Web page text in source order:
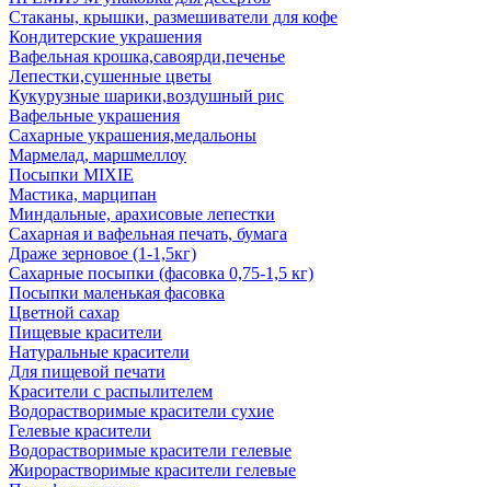
Стаканы, крышки, размешиватели для кофе
Кондитерские украшения
Вафельная крошка,савоярди,печенье
Лепестки,сушенные цветы
Кукурузные шарики,воздушный рис
Вафельные украшения
Сахарные украшения,медальоны
Мармелад, маршмеллоу
Посыпки MIXIE
Мастика, марципан
Миндальные, арахисовые лепестки
Сахарная и вафельная печать, бумага
Драже зерновое (1-1,5кг)
Сахарные посыпки (фасовка 0,75-1,5 кг)
Посыпки маленькая фасовка
Цветной сахар
Пищевые красители
Натуральные красители
Для пищевой печати
Красители с распылителем
Водорастворимые красители сухие
Гелевые красители
Водорастворимые красители гелевые
Жирорастворимые красители гелевые